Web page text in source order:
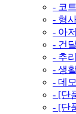
- 코
- 형
- 아
- 건
- 추
- 생
- 데
- [단
- [단